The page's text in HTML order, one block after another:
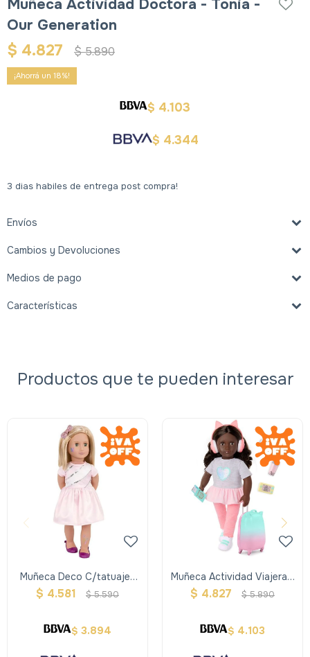
Muñeca Actividad Doctora - Tonia -
Our Generation
$ 4.827 $ 5.890
18
$ 4.103
$ 4.344
3 dias habiles de entrega post compra!
Envíos
Cambios y Devoluciones
Medios de pago
Características
Productos que te pueden interesar
Muñeca Deco C/tatuajes
Brillos - Rosalyn - Our
$ 4.581 $ 5.590
$ 3.894
Muñeca Actividad Viajera -
Keiza - Our Generation
$ 4.827 $ 5.890
$ 4.103